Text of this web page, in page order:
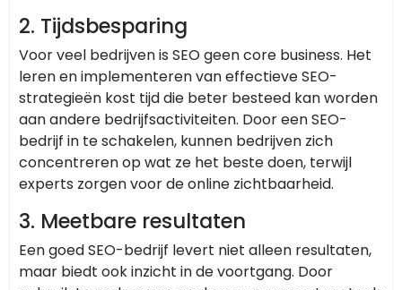
2. Tijdsbesparing
Voor veel bedrijven is SEO geen core business. Het
leren en implementeren van effectieve SEO-
strategieën kost tijd die beter besteed kan worden
aan andere bedrijfsactiviteiten. Door een SEO-
bedrijf in te schakelen, kunnen bedrijven zich
concentreren op wat ze het beste doen, terwijl
experts zorgen voor de online zichtbaarheid.
3. Meetbare resultaten
Een goed SEO-bedrijf levert niet alleen resultaten,
maar biedt ook inzicht in de voortgang. Door